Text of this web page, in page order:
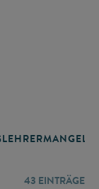
LEHRERMANGEL
43 EINTRÄGE